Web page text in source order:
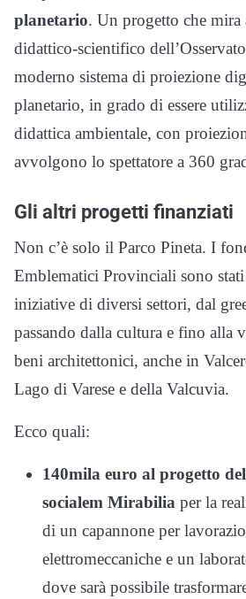
planetario. Un progetto che mira
didattico-scientifico
moderno sistema di proiezione
planetario, in grado di essere
didattica ambientale, con
avvolgono lo spettatore a 360
Gli altri progetti finanziati
Non c’è solo il Parco Pineta. I
Emblematici Provinciali sono
iniziative di diversi settori, dal
passando dalla cultura e fino alla
beni architettonici, anche in
Lago di Varese e della Valcuvia.
Ecco quali:
140mila euro al progetto
socialem Mirabilia per la
di un capannone per
elettromeccaniche e un
dove sarà possibile